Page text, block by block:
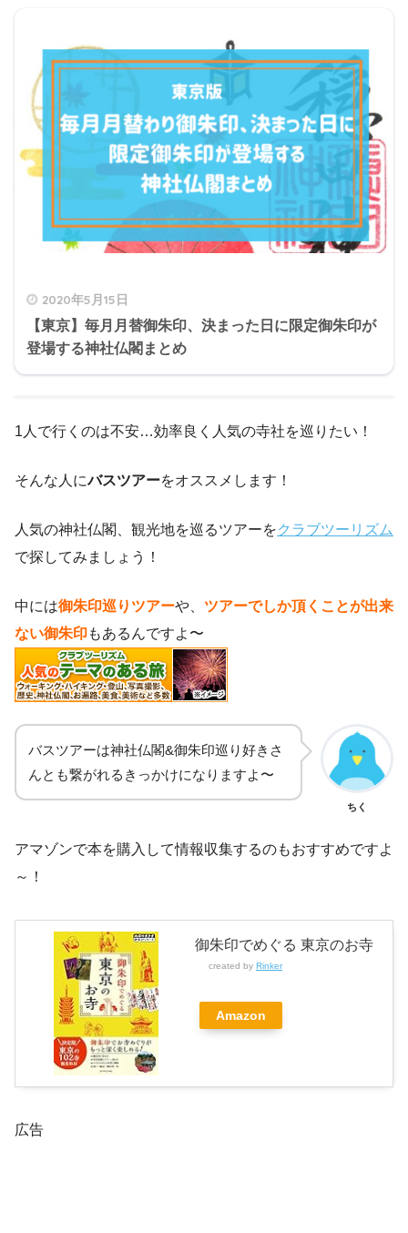
2020年5月15日
【東京】毎月月替御朱印、決まった日に限定御朱印が
登場する神社仏閣まとめ
1人で行くのは不安…効率良く人気の寺社を巡りたい！
そんな人にバスツアーをオススメします！
人気の神社仏閣、観光地を巡るツアーをクラブツーリズム
で探してみましょう！
中には御朱印巡りツアーや、 ツアーでしか頂くことが出来
ない御朱印もあるんですよ〜
バスツアーは神社仏閣&御朱印巡り好きさ
んとも繋がれるきっかけになりますよ〜
ちく
アマゾンで本を購入して情報収集するのもおすすめですよ
～！
御朱印でめぐる 東京のお寺
created by Rinker
Amazon
広告